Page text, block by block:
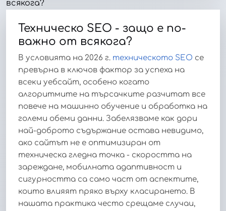
Техническо SEO - защо е по-
важно от всякога?
В условията на 2026 г. техническото SEO се
превърна в ключов фактор за успеха на
всеки уебсайт, особено когато
алгоритмите на търсачките разчитат все
повече на машинно обучение и обработка на
големи обеми данни. Забелязваме как дори
най-доброто съдържание остава невидимо,
ако сайтът не е оптимизиран от
техническа гледна точка - скоростта на
зареждане, мобилната адаптивност и
сигурността са само част от аспектите,
които влияят пряко върху класирането. В
нашата практика често срещаме случаи,